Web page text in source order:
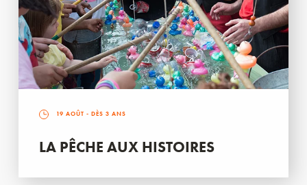
19 AOÛT - DÈS 3 ANS
LA PÊCHE AUX HISTOIRES